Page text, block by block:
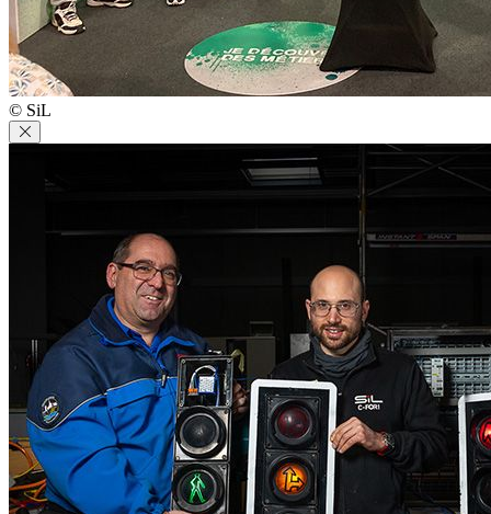
© SiL